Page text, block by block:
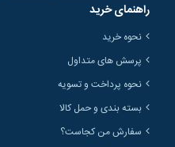
راهنمای خرید
نحوه خرید
پرسش های متداول
نحوه پرداخت و تسویه
بسته بندی و حمل کالا
سفارش من کجاست؟